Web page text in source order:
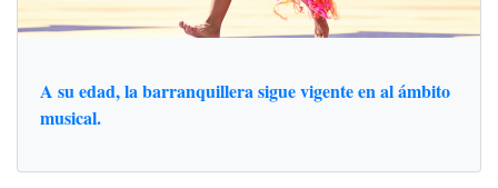
A su edad, la barranquillera sigue vigente en al ámbito
musical.